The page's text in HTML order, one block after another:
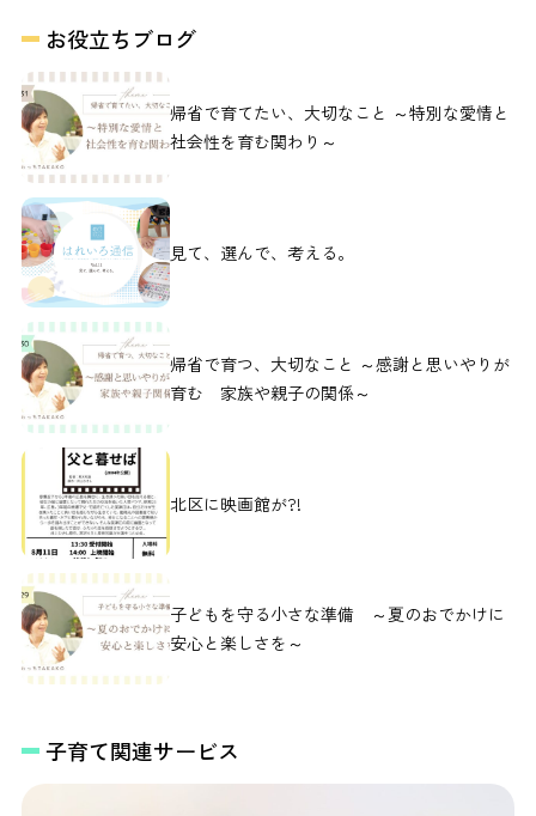
お役立ちブログ
帰省で育てたい、大切なこと ～特別な愛情と
社会性を育む関わり～
見て、選んで、考える。
帰省で育つ、大切なこと ～感謝と思いやりが
育む 家族や親子の関係～
北区に映画館が?!
子どもを守る小さな準備 ～夏のおでかけに
安心と楽しさを～
子育て関連サービス